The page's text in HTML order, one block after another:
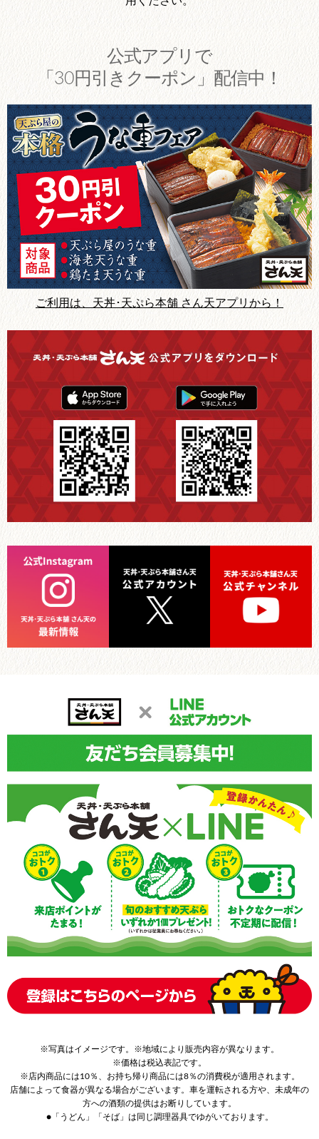
公式アプリで
「30円引きクーポン」配信中！
ご利用は、天丼･天ぷら本舗 さん天アプリから！
※写真はイメージです。※地域により販売内容が異なります。
※価格は税込表記です。
※店内商品には10％、お持ち帰り商品には8％の消費税が適用されます。
店舗によって食器が異なる場合がございます。車を運転される方や、未成年の
方への酒類の提供はお断りしています。
●「うどん」「そば」は同じ調理器具でゆがいております。